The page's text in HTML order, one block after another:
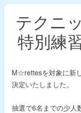
テクニ
特別練
M☆rettesを対象に新
決定いたしました。
抽選で6名までの少人